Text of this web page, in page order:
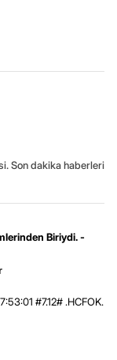
Son dakika haberleri
Biriydi. -
#7.12# .HCFOK.